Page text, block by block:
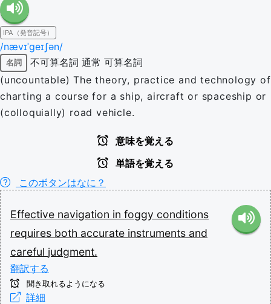
IPA（発音記号）
/nævɪˈɡeɪʃən/
名詞 不可算名詞 通常 可算名詞
(uncountable) The theory, practice and technology of
charting a course for a ship, aircraft or spaceship or
(colloquially) road vehicle.
意味を覚える
単語を覚える
このボタンはなに？
Effective navigation in foggy conditions
requires both accurate instruments and
careful judgment.
翻訳する
聞き取れるようになる
詳細